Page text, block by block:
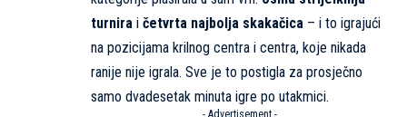
turnira i četvrta najbolja skakačica – i to igrajući
na pozicijama krilnog centra i centra, koje nikada
ranije nije igrala. Sve je to postigla za prosječno
samo dvadesetak minuta igre po utakmici.
- Advertisement -